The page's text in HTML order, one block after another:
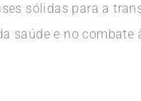
sólidas para a
saúde e no combate